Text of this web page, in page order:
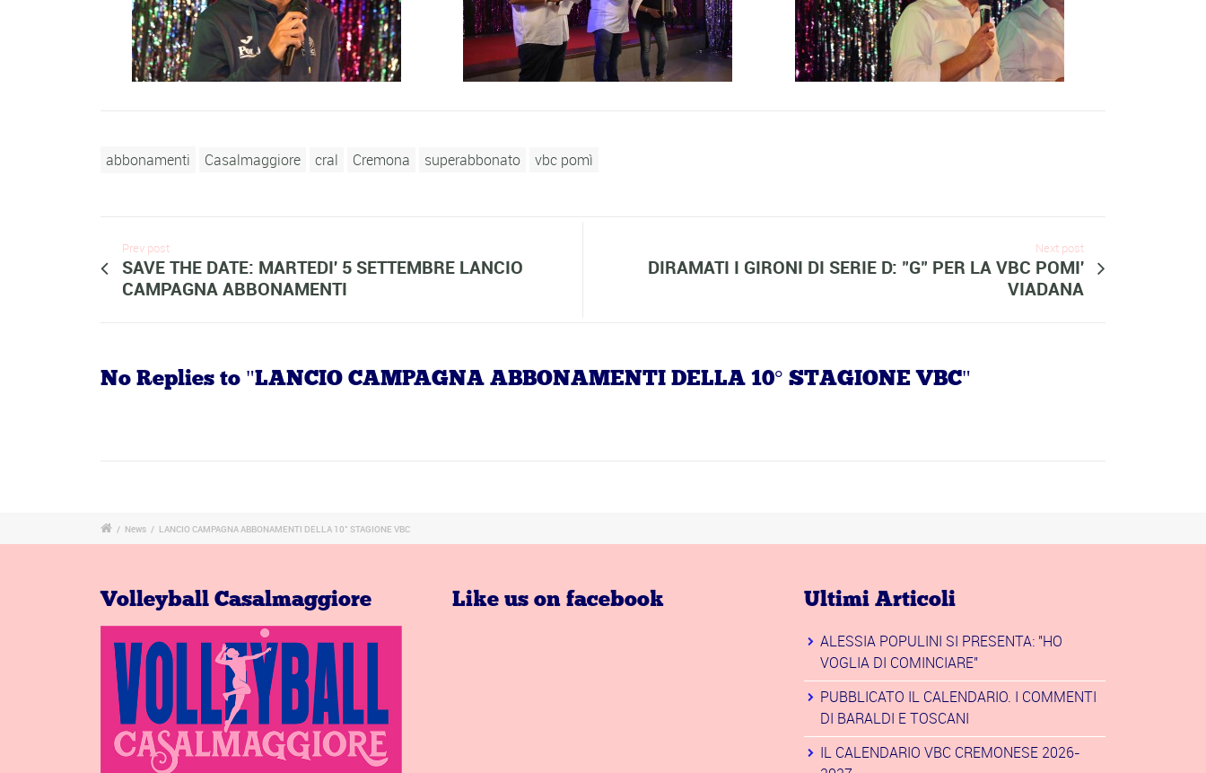
abbonamenti Casalmaggiore cral Cremona superabbonato vbc pomì
Prev post
SAVE THE DATE: MARTEDI' 5 SETTEMBRE LANCIO
CAMPAGNA ABBONAMENTI
Next post
DIRAMATI I GIRONI DI SERIE D: "G" PER LA VBC POMI'
VIADANA
No Replies to "LANCIO CAMPAGNA ABBONAMENTI DELLA 10° STAGIONE VBC"
/ News / LANCIO CAMPAGNA ABBONAMENTI DELLA 10° STAGIONE VBC
Volleyball Casalmaggiore Like us on facebook Ultimi Articoli
ALESSIA POPULINI SI PRESENTA: "HO
VOGLIA DI COMINCIARE"
PUBBLICATO IL CALENDARIO. I COMMENTI
DI BARALDI E TOSCANI
IL CALENDARIO VBC CREMONESE 2026-